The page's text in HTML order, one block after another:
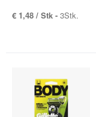
€ 1,48 / Stk - 3Stk.